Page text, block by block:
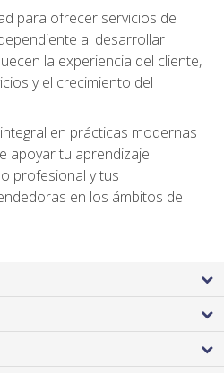
para ofrecer servicios de
al desarrollar
la experiencia del cliente,
y el crecimiento del
en prácticas modernas
apoyar tu aprendizaje
profesional y tus
en los ámbitos de